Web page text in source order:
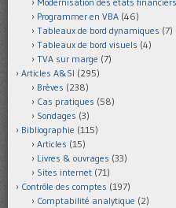
Programmer en VBA (46)
Tableaux de bord dynamiques (7)
Tableaux de bord visuels (4)
TVA sur marge (7)
Articles A&SI (295)
Brèves (238)
Cas pratiques (58)
Sondages (3)
Bibliographie (115)
Articles (15)
Livres & ouvrages (33)
Sites internet (71)
Contrôle des comptes (197)
Comptabilité analytique (2)